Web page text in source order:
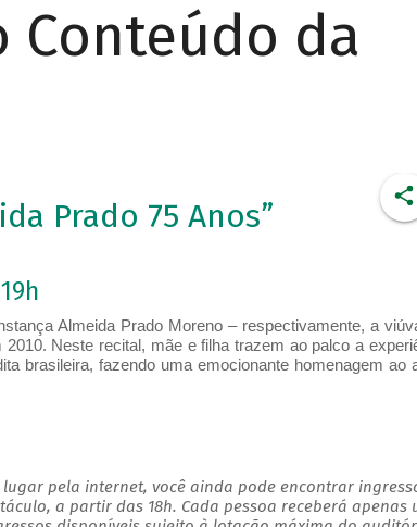
Conteúdo da
Prado 75 Anos”
Almeida Prado Moreno – respectivamente, a
Neste recital, mãe e filha trazem ao palco a
brasileira, fazendo uma emocionante homenagem ao
pela internet, você ainda pode encontrar
a partir das 18h. Cada pessoa receberá apenas